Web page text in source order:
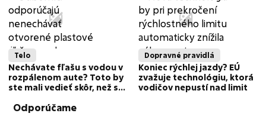
Telo
Nechávate fľašu s vodou v
rozpálenom aute? Toto by
ste mali vedieť skôr, než sa
Dopravné pravidlá
Koniec rýchlej jazdy? EÚ
zvažuje technológiu, ktorá
vodičov nepustí nad limit
Odporúčame